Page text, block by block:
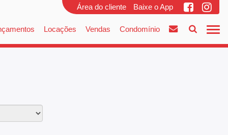
Área do cliente Baixe o App
Locações Vendas Condomínio